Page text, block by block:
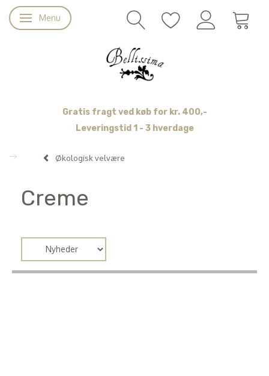
Skifte navigation
Menu
Gratis fragt ved køb for kr. 400,-
Leveringstid 1 - 3 hverdage
Økologisk velvære
Creme